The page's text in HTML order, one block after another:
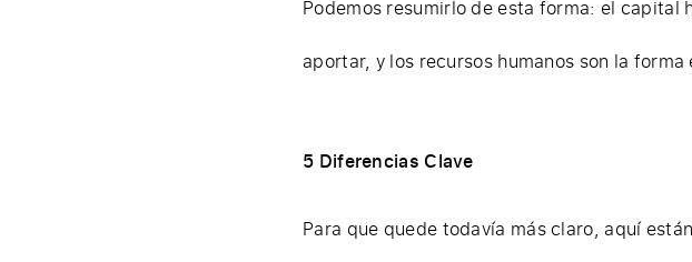
Podemos resumirlo de esta forma: el capital
aportar, y los recursos humanos son la
5 Diferencias Clave
Para que quede todavía más claro, aquí